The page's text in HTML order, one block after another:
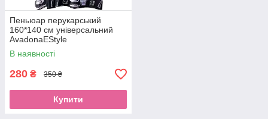
Пеньюар перукарський
160*140 см універсальний
AvadonaEStyle
В наявності
280 ₴ 350 ₴
Купити